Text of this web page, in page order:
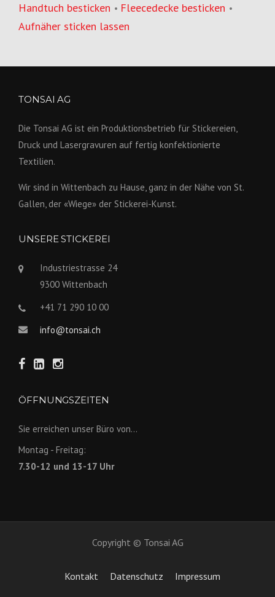
Handtuch besticken • Fleecedecke besticken •
Aufnäher sticken lassen
TONSAI AG
Die Tonsai AG ist ein Produktions­betrieb für Stickereien,
Druck und Lasergravuren auf fertig konfek­tionierte
Textilien.
Wir sind in Wittenbach zu Hause, ganz in der Nähe von St.
Gallen, der «Wiege» der Stickerei-Kunst.
UNSERE STICKEREI
Industriestrasse 24
9300 Wittenbach
+41 71 290 10 00
info@tonsai.ch
ÖFFNUNGSZEITEN
Sie erreichen unser Büro von...
Montag - Freitag:
7.30-12 und 13-17 Uhr
Copyright © Tonsai AG
Kontakt Datenschutz Impressum